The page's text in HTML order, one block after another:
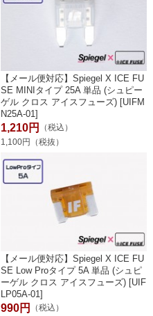
【メール便対応】Spiegel X ICE FU
SE MINIタイプ 25A 単品 (シュピー
ゲル クロス アイスフューズ) [UIFM
N25A-01]
1,210円
（税込）
1,100円（税抜）
【メール便対応】Spiegel X ICE FU
SE Low Proタイプ 5A 単品 (シュピ
ーゲル クロス アイスフューズ) [UIF
LP05A-01]
990円
（税込）